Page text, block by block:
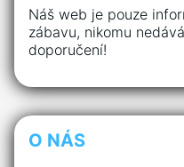
Náš web je pouze
zábavu, nikomu
doporučení!
O NÁS